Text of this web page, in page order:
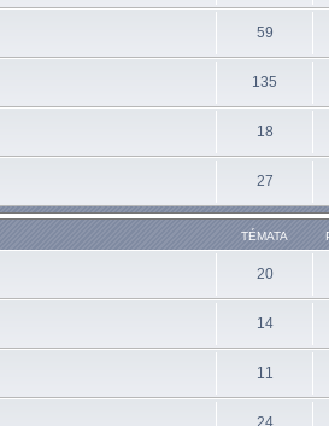
59
135
18
27
TÉMATA
20
14
11
24